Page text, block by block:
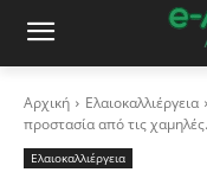
Αρχική Ελαιοκαλλιέργεια
προστασία από τις
Ελαιοκαλλιέργεια